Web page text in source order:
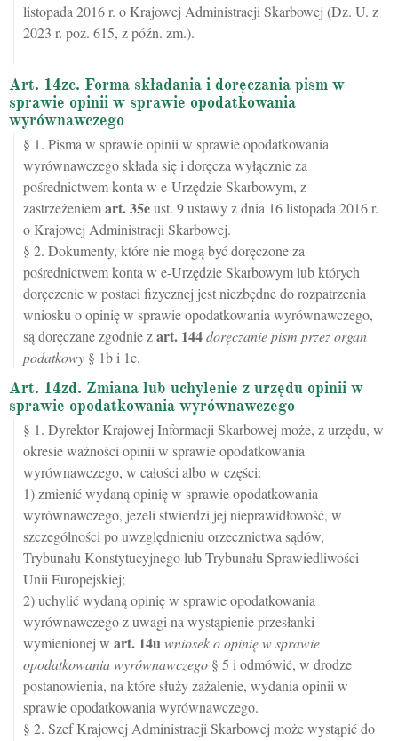
listopada 2016 r. o Krajowej Administracji Skarbowej (Dz. U. z
2023 r. poz. 615, z późn. zm.).
Art. 14zc. Forma składania i doręczania pism w
sprawie opinii w sprawie opodatkowania
wyrównawczego
§ 1. Pisma w sprawie opinii w sprawie opodatkowania
wyrównawczego składa się i doręcza wyłącznie za
pośrednictwem konta w e-Urzędzie Skarbowym, z
zastrzeżeniemart.35eust. 9 ustawy z dnia 16 listopada 2016 r.
o Krajowej Administracji Skarbowej.
§ 2. Dokumenty, które nie mogą być doręczone za
pośrednictwem konta w e-Urzędzie Skarbowym lub których
doręczenie w postaci fizycznej jest niezbędne do rozpatrzenia
wniosku o opinię w sprawie opodatkowania wyrównawczego,
są doręczane zgodnie zart. 144doręczanie pism przez organ
podatkowy § 1b i 1c.
Art. 14zd. Zmiana lub uchylenie z urzędu opinii w
sprawie opodatkowania wyrównawczego
§ 1. Dyrektor Krajowej Informacji Skarbowej może, z urzędu, w
okresie ważności opinii w sprawie opodatkowania
wyrównawczego, w całości albo w części:
1) zmienić wydaną opinię w sprawie opodatkowania
wyrównawczego, jeżeli stwierdzi jej nieprawidłowość, w
szczególności po uwzględnieniu orzecznictwa sądów,
Trybunału Konstytucyjnego lub Trybunału Sprawiedliwości
Unii Europejskiej;
2) uchylić wydaną opinię w sprawie opodatkowania
wyrównawczego z uwagi na wystąpienie przesłanki
wymienionej w art. 14uwniosek o opinię w sprawie
opodatkowania wyrównawczego § 5 i odmówić, w drodze
postanowienia, na które służy zażalenie, wydania opinii w
sprawie opodatkowania wyrównawczego.
§ 2. Szef Krajowej Administracji Skarbowej może wystąpić do